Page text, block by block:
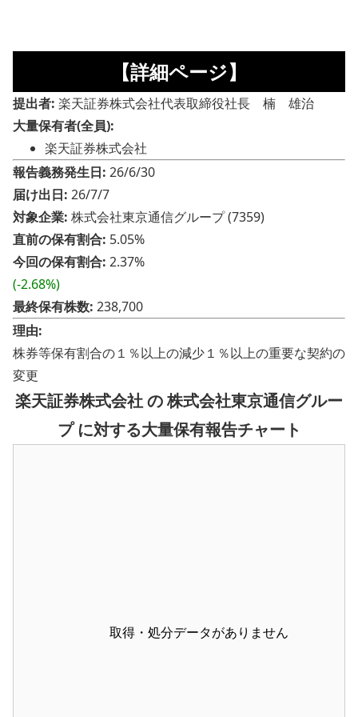
【詳細ページ】
提出者: 楽天証券株式会社代表取締役社長 楠 雄治
大量保有者(全員):
楽天証券株式会社
報告義務発生日: 26/6/30
届け出日: 26/7/7
対象企業: 株式会社東京通信グループ (7359)
直前の保有割合: 5.05%
今回の保有割合: 2.37%
(-2.68%)
最終保有株数: 238,700
理由:
株券等保有割合の１％以上の減少１％以上の重要な契約の
変更
楽天証券株式会社 の 株式会社東京通信グルー
プ に対する大量保有報告チャート
取得・処分データがありません